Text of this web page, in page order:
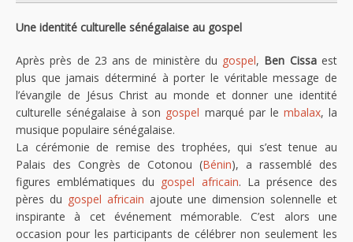
Une identité culturelle sénégalaise au gospel
Après près de 23 ans de ministère du gospel, Ben Cissaest
plus que jamais déterminé à porter le véritable message de
l’évangile de Jésus Christ au monde et donner une identité
culturelle sénégalaise à son gospel marqué par le mbalax, la
musique populaire sénégalaise.
La cérémonie de remise des trophées, qui s’est tenue au
Palais des Congrès de Cotonou (Bénin), a rassemblé des
figures emblématiques du gospel africain. La présence des
pères du gospel africain ajoute une dimension solennelle et
inspirante à cet événement mémorable. C’est alors une
occasion pour les participants de célébrer non seulement les